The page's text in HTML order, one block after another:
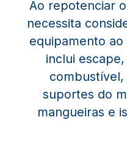
Ao repotenciar
necessita
equipamento
inclui
suportes do
mangueiras e